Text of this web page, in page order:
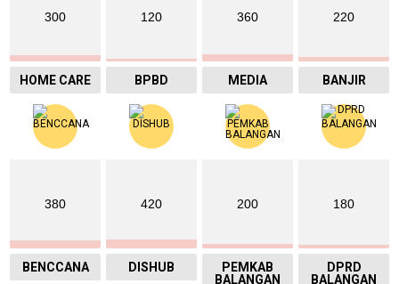
300
HOME CARE
120
BPBD
360
MEDIA
220
BANJIR
380
BENCCANA
420
DISHUB
200
PEMKAB
BALANGAN
180
DPRD
BALANGAN